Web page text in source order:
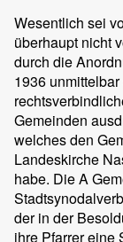
Wesentlich sei
überhaupt nicht
durch die
1936
Gemeinden
welches den
Landeskirche
habe. Die A
der in der
ihre Pfarrer eine